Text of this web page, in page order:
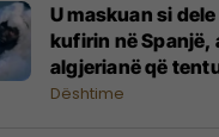
U maskuan si
kufirin në Spanjë,
algjerianë që
ilegalisht
Dështime